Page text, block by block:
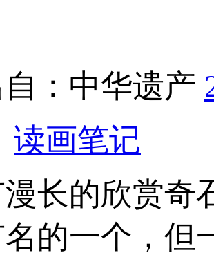
：中华遗产
读画笔记
长的欣赏奇
的一个，但